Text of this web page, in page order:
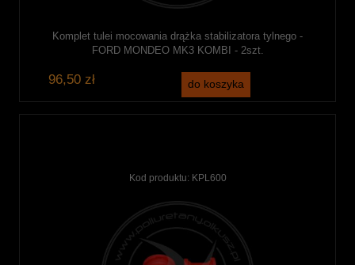
Komplet tulei mocowania drążka stabilizatora tylnego -
FORD MONDEO MK3 KOMBI - 2szt.
96,50 zł do koszyka
Kod produktu: KPL600